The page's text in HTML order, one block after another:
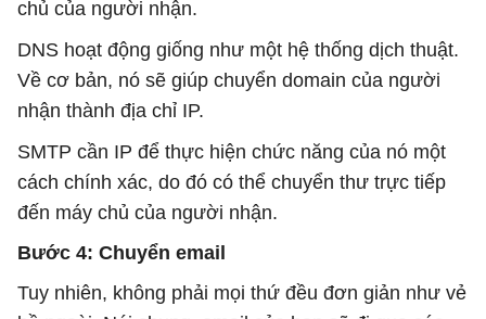
chủ của người nhận.
DNS hoạt động giống như một hệ thống dịch thuật.
Về cơ bản, nó sẽ giúp chuyển domain của người
nhận thành địa chỉ IP.
SMTP cần IP để thực hiện chức năng của nó một
cách chính xác, do đó có thể chuyển thư trực tiếp
đến máy chủ của người nhận.
Bước 4: Chuyển email
Tuy nhiên, không phải mọi thứ đều đơn giản như vẻ